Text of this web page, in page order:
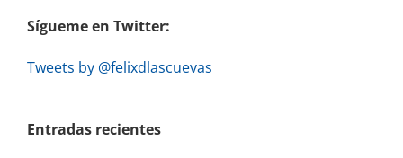
Sígueme en Twitter:
Tweets by @felixdlascuevas
Entradas recientes